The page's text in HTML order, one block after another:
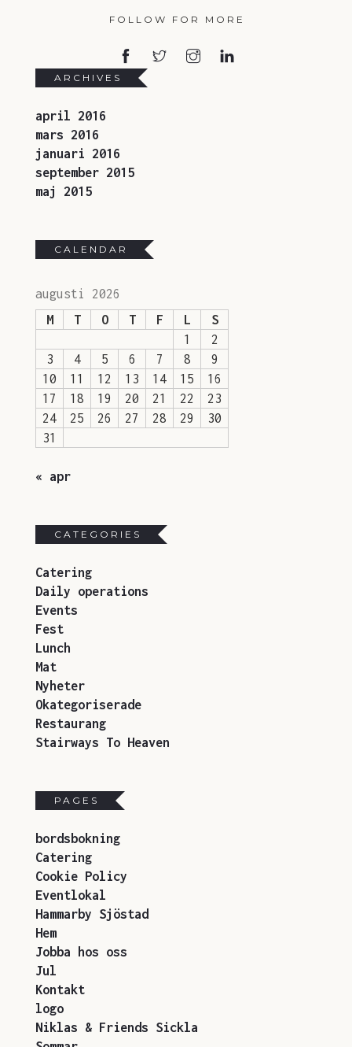
FOLLOW FOR MORE
ARCHIVES
april 2016
mars 2016
januari 2016
september 2015
maj 2015
CALENDAR
augusti 2026
M
T O T F L
S
1
2
3
4 5 6 7 8
9
10
11 12 13 14 15
16
17
18 19 20 21 22
23
24
25 26 27 28 29
30
31
« apr
CATEGORIES
Catering
Daily operations
Events
Fest
Lunch
Mat
Nyheter
Okategoriserade
Restaurang
Stairways To Heaven
PAGES
bordsbokning
Catering
Cookie Policy
Eventlokal
Hammarby Sjöstad
Hem
Jobba hos oss
Jul
Kontakt
logo
Niklas & Friends Sickla